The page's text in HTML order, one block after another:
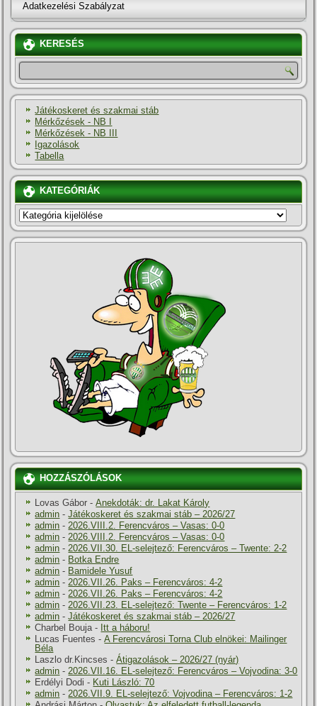
Adatkezelési Szabályzat
KERESÉS
Játékoskeret és szakmai stáb
Mérkőzések - NB I
Mérkőzések - NB III
Igazolások
Tabella
KATEGÓRIÁK
KATEGÓRIÁK
HOZZÁSZÓLÁSOK
Lovas Gábor -Anekdoták: dr. Lakat Károly
admin -Játékoskeret és szakmai stáb – 2026/27
admin -2026.VIII.2. Ferencváros – Vasas: 0-0
admin -2026.VIII.2. Ferencváros – Vasas: 0-0
admin -2026.VII.30. EL-selejtező: Ferencváros – Twente: 2-2
admin - Botka Endre
admin - Bamidele Yusuf
admin -2026.VII.26. Paks – Ferencváros: 4-2
admin -2026.VII.26. Paks – Ferencváros: 4-2
admin -2026.VII.23. EL-selejtező: Twente – Ferencváros: 1-2
admin -Játékoskeret és szakmai stáb – 2026/27
Charbel Bouja- Itt a háboru!
Lucas Fuentes -A Ferencvárosi Torna Club elnökei: Mailinger
Béla
Laszlo dr.Kincses -Átigazolások – 2026/27 (nyár)
admin -2026.VII.16. EL-selejtező: Ferencváros – Vojvodina: 3-0
Erdélyi Dodi - Kuti László: 70
admin -2026.VII.9. EL-selejtező: Vojvodina – Ferencváros: 1-2